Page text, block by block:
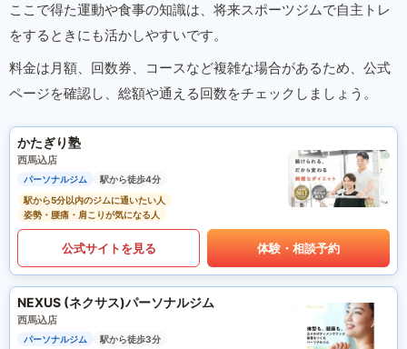
ここで得た運動や食事の知識は、将来スポーツジムで自主トレ
をするときにも活かしやすいです。
料金は月額、回数券、コースなど複雑な場合があるため、公式
ページを確認し、総額や通える回数をチェックしましょう。
かたぎり塾
西馬込店
パーソナルジム
駅から徒歩4分
駅から5分以内のジムに通いたい人
姿勢・腰痛・肩こりが気になる人
公式サイトを見る 体験・相談予約
NEXUS (ネクサス)パーソナルジム
西馬込店
パーソナルジム
駅から徒歩3分